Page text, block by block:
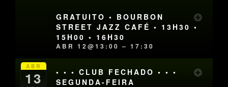
GRATUITO • BOURBON
STREET JAZZ CAFÉ • 13H30 •
15H00 • 16H30
ABR 12@13:00 – 17:30
ABR
13
• • • CLUB FECHADO • • •
SEGUNDA-FEIRA